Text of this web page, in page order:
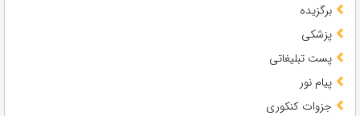
برگزیده
پزشکی
پست تبلیغاتی
پیام نور
جزوات کنکوری